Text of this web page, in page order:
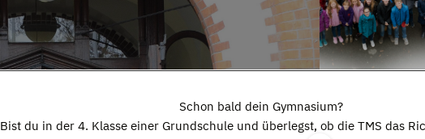
eigentlichen Inhalt zuzugreifen, klicken Sie auf die
Bitte beachten Sie, dass dabei Daten an Drittanbieter
werden.
Schon bald dein Gymnasium?
Bist du in der 4. Klasse einer Grundschule und überlegst, ob die TMS das